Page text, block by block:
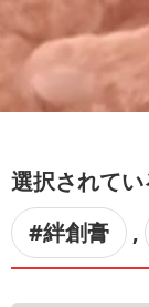
選択されて
#絆創膏
,